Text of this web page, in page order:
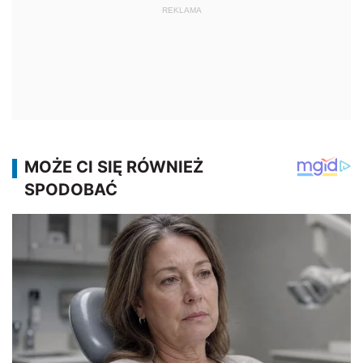
REKLAMA